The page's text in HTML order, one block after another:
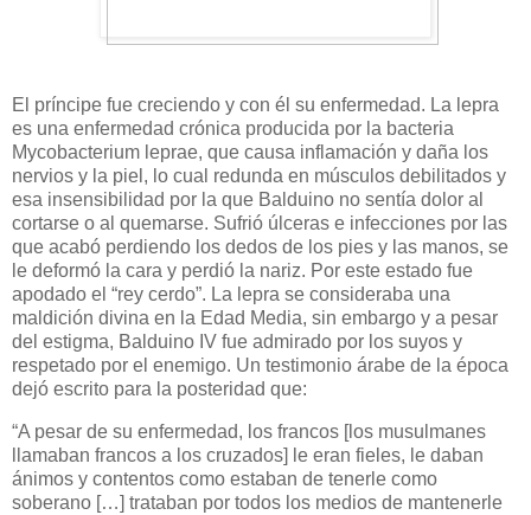
El príncipe fue creciendo y con él su enfermedad. La lepra
es una enfermedad crónica producida por la bacteria
Mycobacterium leprae, que causa inflamación y daña los
nervios y la piel, lo cual redunda en músculos debilitados y
esa insensibilidad por la que Balduino no sentía dolor al
cortarse o al quemarse. Sufrió úlceras e infecciones por las
que acabó perdiendo los dedos de los pies y las manos, se
le deformó la cara y perdió la nariz. Por este estado fue
apodado el “rey cerdo”. La lepra se consideraba una
maldición divina en la Edad Media, sin embargo y a pesar
del estigma, Balduino IV fue admirado por los suyos y
respetado por el enemigo. Un testimonio árabe de la época
dejó escrito para la posteridad que:
“A pesar de su enfermedad, los francos [los musulmanes
llamaban francos a los cruzados] le eran fieles, le daban
ánimos y contentos como estaban de tenerle como
soberano […] trataban por todos los medios de mantenerle